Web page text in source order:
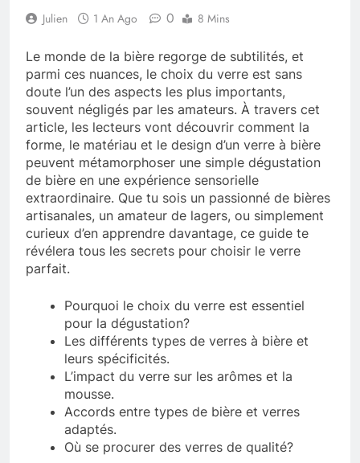
Julien 1 An Ago 0 8 Mins
Le monde de la bière regorge de subtilités, et
parmi ces nuances, le choix du verre est sans
doute l’un des aspects les plus importants,
souvent négligés par les amateurs. À travers cet
article, les lecteurs vont découvrir comment la
forme, le matériau et le design d’un verre à bière
peuvent métamorphoser une simple dégustation
de bière en une expérience sensorielle
extraordinaire. Que tu sois un passionné de bières
artisanales, un amateur de lagers, ou simplement
curieux d’en apprendre davantage, ce guide te
révélera tous les secrets pour choisir le verre
parfait.
Pourquoi le choix du verre est essentiel
pour la dégustation?
Les différents types de verres à bière et
leurs spécificités.
L’impact du verre sur les arômes et la
mousse.
Accords entre types de bière et verres
adaptés.
Où se procurer des verres de qualité?